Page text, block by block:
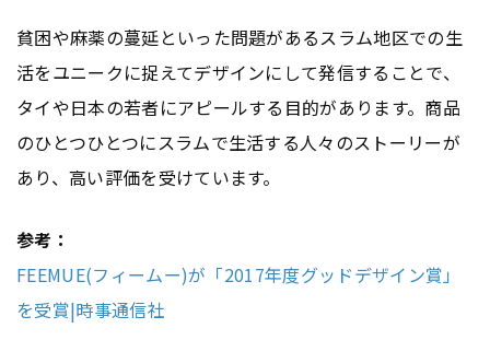
貧困や麻薬の蔓延といった問題があるスラム地区での生
活をユニークに捉えてデザインにして発信することで、
タイや日本の若者にアピールする目的があります。商品
のひとつひとつにスラムで生活する人々のストーリーが
あり、高い評価を受けています。
参考：
FEEMUE(フィームー)が「2017年度グッドデザイン賞」
を受賞|時事通信社